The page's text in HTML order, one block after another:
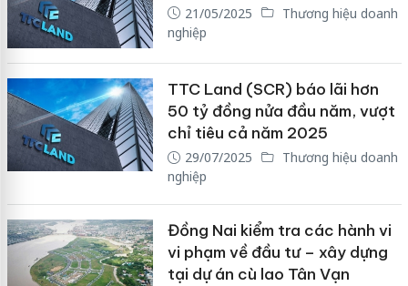
21/05/2025
Thương hiệu doanh
nghiệp
TTC Land (SCR) báo lãi hơn
50 tỷ đồng nửa đầu năm, vượt
chỉ tiêu cả năm 2025
29/07/2025
Thương hiệu doanh
nghiệp
Đồng Nai kiểm tra các hành vi
vi phạm về đầu tư – xây dựng
tại dự án cù lao Tân Vạn